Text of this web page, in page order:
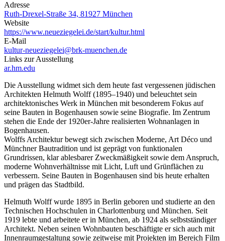
Adresse
Ruth-Drexel-Straße 34, 81927 München
Website
https://www.neueziegelei.de/start/kultur.html
E-Mail
kultur-neueziegelei@brk-muenchen.de
Links zur Ausstellung
ar.hm.edu
Die Ausstellung widmet sich dem heute fast vergessenen jüdischen
Architekten Helmuth Wolff (1895–1940) und beleuchtet sein
architektonisches Werk in München mit besonderem Fokus auf
seine Bauten in Bogenhausen sowie seine Biografie. Im Zentrum
stehen die Ende der 1920er-Jahre realisierten Wohnanlagen in
Bogenhausen.
Wolffs Architektur bewegt sich zwischen Moderne, Art Déco und
Münchner Bautradition und ist geprägt von funktionalen
Grundrissen, klar ablesbarer Zweckmäßigkeit sowie dem Anspruch,
moderne Wohnverhältnisse mit Licht, Luft und Grünflächen zu
verbessern. Seine Bauten in Bogenhausen sind bis heute erhalten
und prägen das Stadtbild.
Helmuth Wolff wurde 1895 in Berlin geboren und studierte an den
Technischen Hochschulen in Charlottenburg und München. Seit
1919 lebte und arbeitete er in München, ab 1924 als selbstständiger
Architekt. Neben seinen Wohnbauten beschäftigte er sich auch mit
Innenraumgestaltung sowie zeitweise mit Projekten im Bereich Film